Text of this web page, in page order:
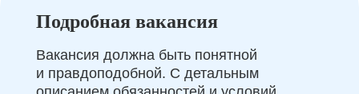
Подробная вакансия
Вакансия должна быть понятной
и правдоподобной. С детальным